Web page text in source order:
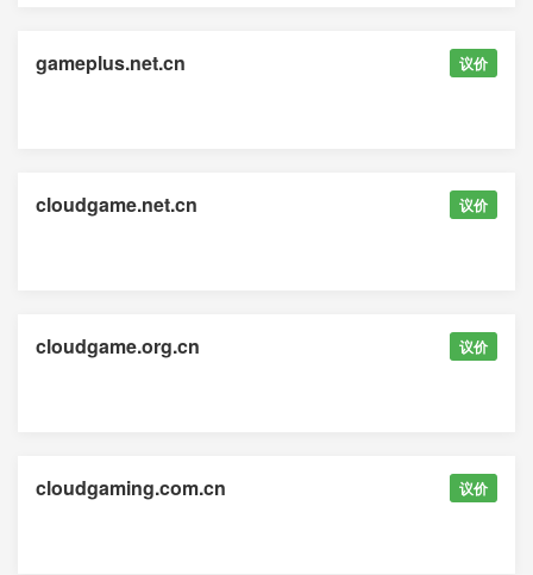
gameplus.net.cn 议价
cloudgame.net.cn 议价
cloudgame.org.cn 议价
cloudgaming.com.cn 议价